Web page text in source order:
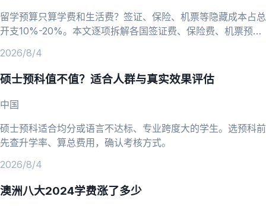
留学预算只算学费和生活费？签证、保险、机票等隐藏成本占总
开支10%-20%。本文逐项拆解各国签证费、保险费、机票预订
2026/8/4
硕士预科值不值？适合人群与真实效果评估
中国
硕士预科适合均分或语言不达标、专业跨度大的学生。选预科前
先查升学率、算总费用，确认考核方式。
2026/8/4
澳洲八大2024学费涨了多少